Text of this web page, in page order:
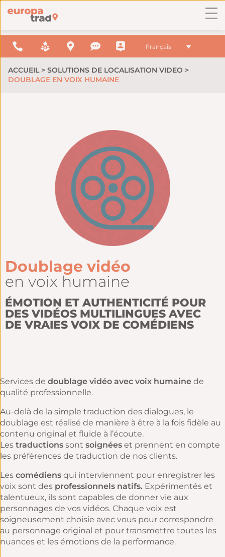
Français
ACCUEIL> SOLUTIONS DE LOCALISATION VIDEO >
DOUBLAGE EN VOIX HUMAINE
Doublage vidéo
en voix humaine
ÉMOTION ET AUTHENTICITÉ POUR
DES VIDÉOS MULTILINGUES AVEC
DE VRAIES VOIX DE COMÉDIENS
Services de doublage vidéo avec voix humaine de
qualité professionnelle.
Au-delà de la simple traduction des dialogues, le
doublage est réalisé de manière à être à la fois fidèle au
contenu original et fluide à l’écoute.
Les traductions sont soignées et prennent en compte
les préférences de traduction de nos clients.
Les comédiens qui interviennent pour enregistrer les
voix sont des professionnels natifs. Expérimentés et
talentueux, ils sont capables de donner vie aux
personnages de vos vidéos. Chaque voix est
soigneusement choisie avec vous pour correspondre
au personnage original et pour transmettre toutes les
nuances et les émotions de la performance.